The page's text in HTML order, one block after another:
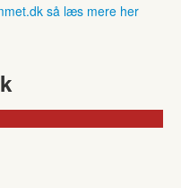
så læs mere her